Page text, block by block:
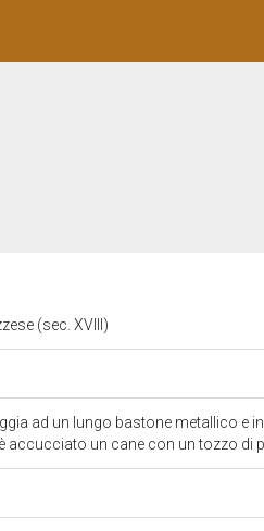
(sec. XVIII)
ad un lungo bastone metallico e
un cane con un tozzo di